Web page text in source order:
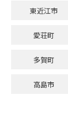
東近江市
愛荘町
多賀町
高島市